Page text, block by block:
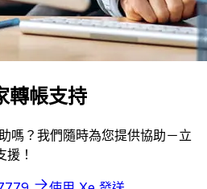
轉帳支持
嗎？我們隨時為您提供協助－立
！